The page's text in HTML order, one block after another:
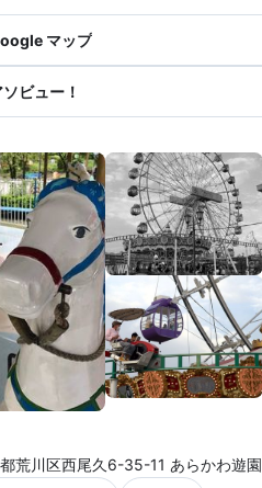
マップ
ビュー！
荒川区西尾久6-35-11 あらかわ遊園